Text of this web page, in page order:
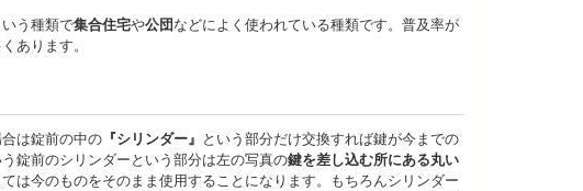
いう種類で集合住宅や公団などによく使われている種類です。普及率が
あります。
は錠前の中の 『シリンダー』 という部分だけ交換すれば鍵が今までの
う錠前のシリンダーという部分は左の写真の鍵を差し込む所にある丸い
は今のものをそのまま使用することになります。もちろんシリンダー